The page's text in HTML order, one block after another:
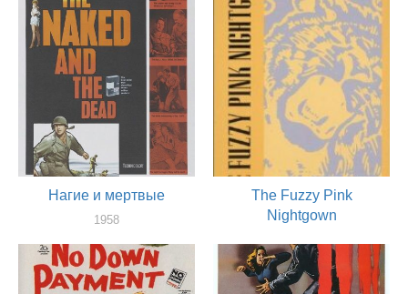
Нагие и мертвые
1958
The Fuzzy Pink
Nightgown
оператор